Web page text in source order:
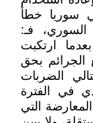
سوريا خطأ
فـ:
ارتكبت
الجرائم بحق
الضربات
في الفترة
التي